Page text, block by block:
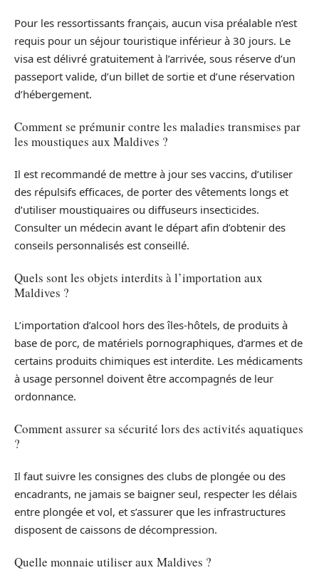
Pour les ressortissants français, aucun visa préalable n’est
requis pour un séjour touristique inférieur à 30 jours. Le
visa est délivré gratuitement à l’arrivée, sous réserve d’un
passeport valide, d’un billet de sortie et d’une réservation
d’hébergement.
Comment se prémunir contre les maladies transmises par
les moustiques aux Maldives ?
Il est recommandé de mettre à jour ses vaccins, d’utiliser
des répulsifs efficaces, de porter des vêtements longs et
d’utiliser moustiquaires ou diffuseurs insecticides.
Consulter un médecin avant le départ afin d’obtenir des
conseils personnalisés est conseillé.
Quels sont les objets interdits à l’importation aux
Maldives ?
L’importation d’alcool hors des îles-hôtels, de produits à
base de porc, de matériels pornographiques, d’armes et de
certains produits chimiques est interdite. Les médicaments
à usage personnel doivent être accompagnés de leur
ordonnance.
Comment assurer sa sécurité lors des activités aquatiques
?
Il faut suivre les consignes des clubs de plongée ou des
encadrants, ne jamais se baigner seul, respecter les délais
entre plongée et vol, et s’assurer que les infrastructures
disposent de caissons de décompression.
Quelle monnaie utiliser aux Maldives ?